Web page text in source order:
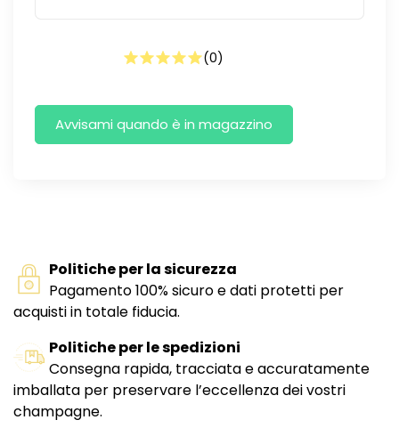
(0)
Politiche per la sicurezza
Pagamento 100% sicuro e dati protetti per
acquisti in totale fiducia.
Politiche per le spedizioni
Consegna rapida, tracciata e accuratamente
imballata per preservare l’eccellenza dei vostri
champagne.